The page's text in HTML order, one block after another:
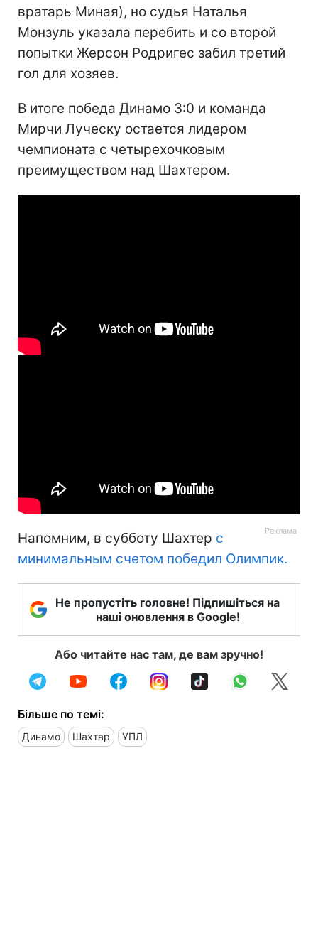
вратарь Миная), но судья Наталья
Монзуль указала перебить и со второй
попытки Жерсон Родригес забил третий
гол для хозяев.
В итоге победа Динамо 3:0 и команда
Мирчи Луческу остается лидером
чемпионата с четырехочковым
преимуществом над Шахтером.
Напомним, в субботу Шахтер с
минимальным счетом победил Олимпик.
Не пропустіть головне! Підпишіться на
наші оновлення в Google!
Або читайте нас там, де вам зручно!
Більше по темі:
Динамо Шахтар УПЛ